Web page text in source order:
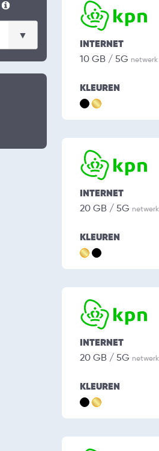
INTERNET
10 GB / 5G netwerk
KLEUREN
INTERNET
20 GB / 5G netwerk
KLEUREN
INTERNET
20 GB / 5G netwerk
KLEUREN